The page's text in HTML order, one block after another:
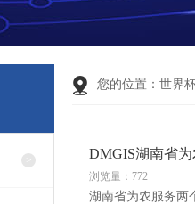
您的位置： 世界
DMGIS湖南省
浏览量：772
湖南省为农服务两